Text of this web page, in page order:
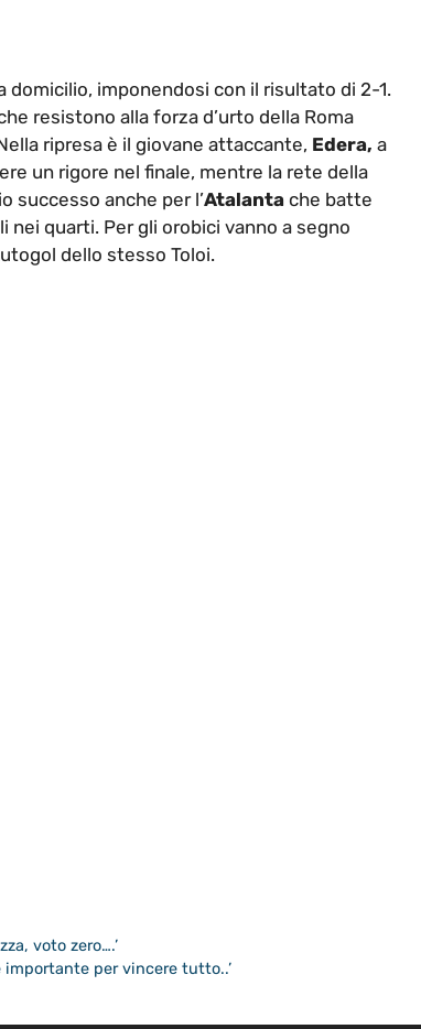
domicilio, imponendosi con il risultato di 2-1.
resistono alla forza d’urto della Roma
ripresa è il giovane attaccante, Edera, a
un rigore nel finale, mentre la rete della
successo anche per l’Atalanta che batte
nei quarti. Per gli orobici vanno a segno
dello stesso Toloi.
voto zero….’
per vincere tutto..’